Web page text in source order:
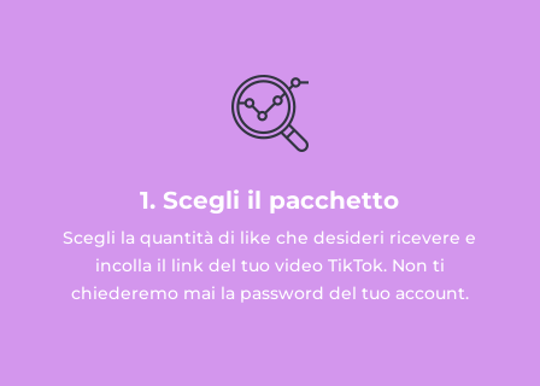
1. Scegli il pacchetto
Scegli la quantità di like che desideri ricevere e
incolla il link del tuo video TikTok. Non ti
chiederemo mai la password del tuo account.